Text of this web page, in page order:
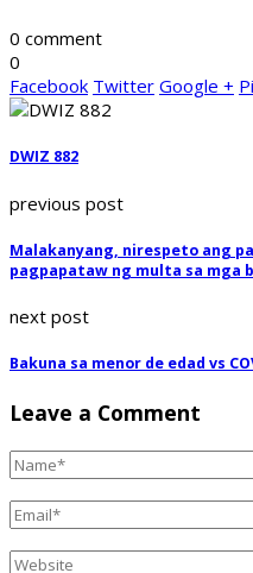
0 comment
0
Facebook Twitter Google +
DWIZ 882
previous post
Malakanyang, nirespeto ang
pagpapataw ng multa sa mga
next post
Bakuna sa menor de edad vs
Leave a Comment